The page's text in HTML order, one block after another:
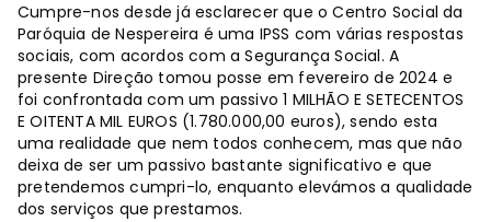
Cumpre-nos desde já esclarecer que o Centro Social da
Paróquia de Nespereira é uma IPSS com várias respostas
sociais, com acordos com a Segurança Social. A
presente Direção tomou posse em fevereiro de 2024 e
foi confrontada com um passivo 1 MILHÃO E SETECENTOS
E OITENTA MIL EUROS (1.780.000,00 euros), sendo esta
uma realidade que nem todos conhecem, mas que não
deixa de ser um passivo bastante significativo e que
pretendemos cumpri-lo, enquanto elevámos a qualidade
dos serviços que prestamos.